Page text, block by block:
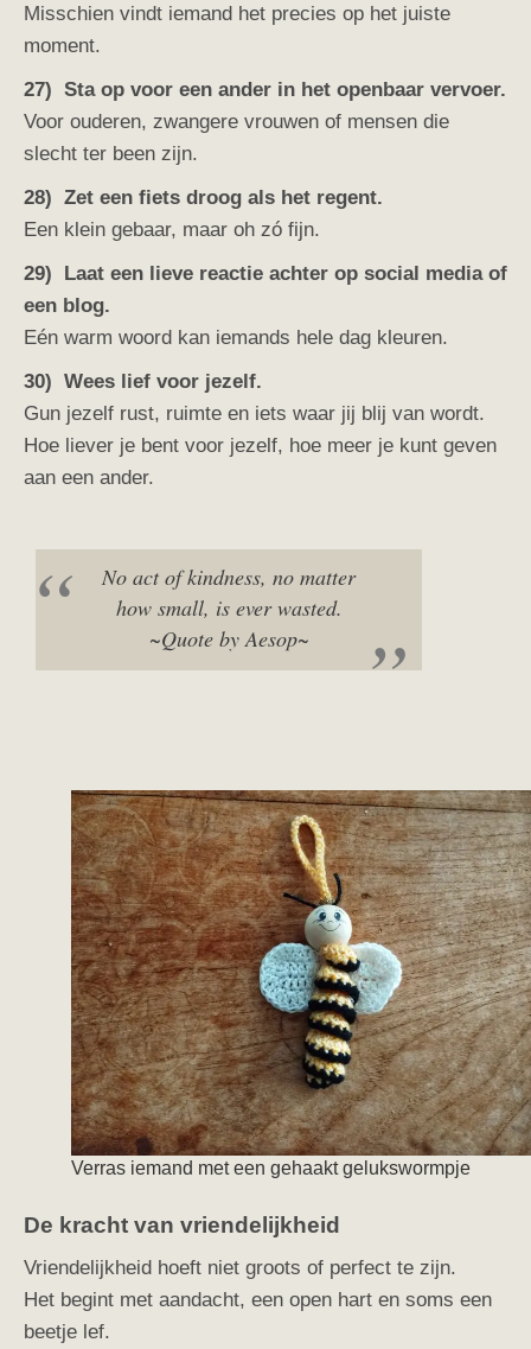
Misschien vindt iemand het precies op het juiste
moment.
27) Sta op voor een ander in het openbaar vervoer.
Voor ouderen, zwangere vrouwen of mensen die
slecht ter been zijn.
28) Zet een fiets droog als het regent.
Een klein gebaar, maar oh zó fijn.
29)
Laat een lieve reactie achter op social media of
een blog.
Eén warm woord kan iemands hele dag kleuren.
30) Wees lief voor jezelf.
Gun jezelf rust, ruimte en iets waar jij blij van wordt.
Hoe liever je bent voor jezelf, hoe meer je kunt geven
aan een ander.
No act of kindness, no matter
how small, is ever wasted.
~Quote by Aesop~
Verras iemand met een gehaakt gelukswormpje
De kracht van vriendelijkheid
Vriendelijkheid hoeft niet groots of perfect te zijn.
Het begint met aandacht, een open hart en soms een
beetje lef.